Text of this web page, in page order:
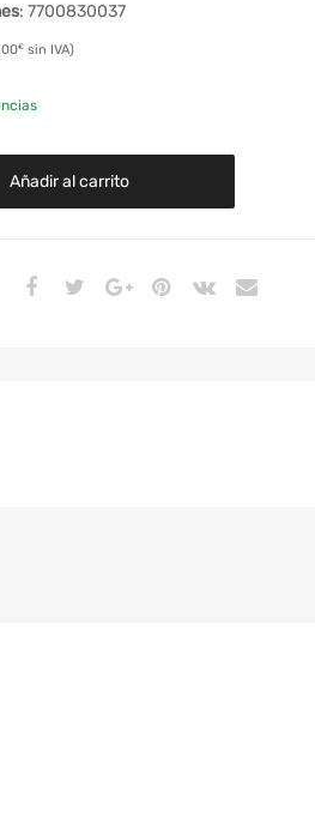
: 7700830037
€
Añadir al carrito